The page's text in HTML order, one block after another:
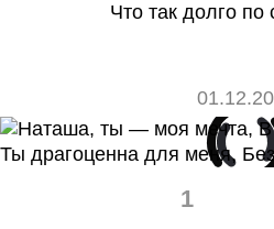
Что так долго по
1